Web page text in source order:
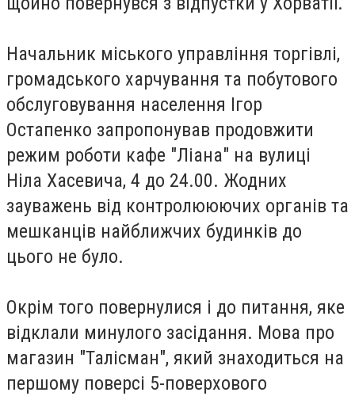
Начальник міського управління торгівлі,
громадського харчування та побутового
обслуговування населення Ігор
Остапенко запропонував продовжити
режим роботи кафе "Ліана" на вулиці
Ніла Хасевича, 4 до 24.00. Жодних
зауважень від контролююючих органів та
мешканців найближчих будинків до
цього не було.
Окрім того повернулися і до питання, яке
відклали минулого засідання. Мова про
магазин "Талісман", який знаходиться на
першому поверсі 5-поверхового